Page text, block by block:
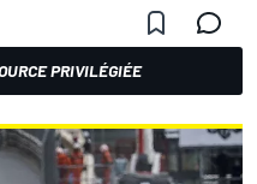
PRIVILÉGIÉE